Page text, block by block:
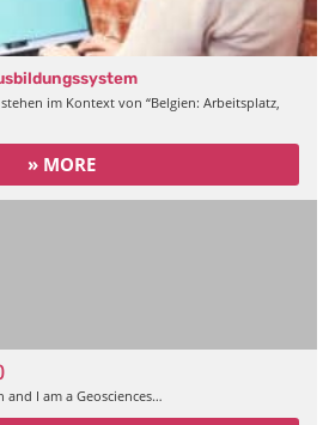
im Kontext von “Belgien: Arbeitsplatz,
» MORE
and I am a Geosciences…